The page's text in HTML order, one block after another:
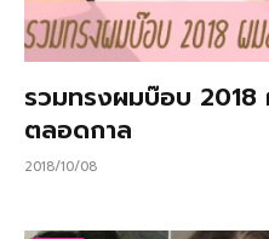
รวมทรงผมบ๊อบ
ตลอดกาล
2018/10/08